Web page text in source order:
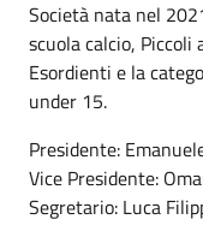
Società nata nel
scuola calcio,
Esordienti e la
under 15.
Presidente:
Vice Presidente:
Segretario: Luca